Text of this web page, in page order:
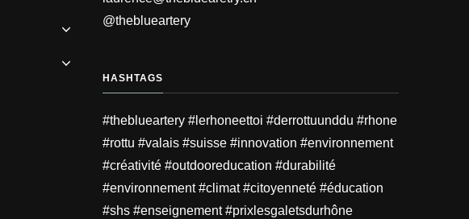
@theblueartery
HASHTAGS
#theblueartery #lerhoneettoi #derrottuunddu #rhone
#rottu #valais #suisse #innovation #environnement
#créativité #outdooreducation #durabilité
#environnement #climat #citoyenneté #éducation
#shs #enseignement #prixlesgaletsdurhône